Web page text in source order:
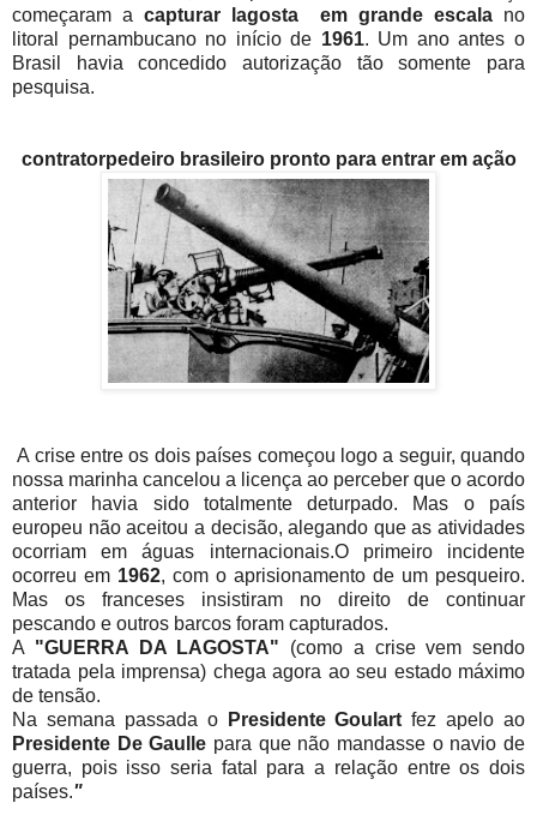
começaram a capturar lagosta em grande escala no
litoral pernambucano no início de 1961. Um ano antes o
Brasil havia concedido autorização tão somente para
pesquisa.
contratorpedeiro brasileiro pronto para entrar em ação
A crise entre os dois países começou logo a seguir, quando
nossa marinha cancelou a licença ao perceber que o acordo
anterior havia sido totalmente deturpado. Mas o país
europeu não aceitou a decisão, alegando que as atividades
ocorriam em águas internacionais.O primeiro incidente
ocorreu em 1962, com o aprisionamento de um pesqueiro.
Mas os franceses insistiram no direito de continuar
pescando e outros barcos foram capturados.
A "GUERRA DA LAGOSTA" (como a crise vem sendo
tratada pela imprensa) chega agora ao seu estado máximo
de tensão.
Na semana passada o
Presidente Goulart fez apelo ao
Presidente De Gaulle para que não mandasse o navio de
guerra, pois isso seria fatal para a relação entre os dois
países."